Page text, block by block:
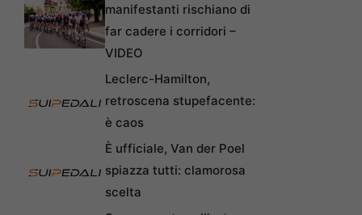
manifestanti rischiano di
far cadere i corridori –
VIDEO
Leclerc-Hamilton,
retroscena stupefacente:
è caos
È ufficiale, Van der Poel
spiazza tutti: clamorosa
scelta